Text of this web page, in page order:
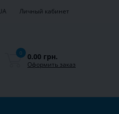
Личный кабинет
0 0.00 грн.
Оформить заказ